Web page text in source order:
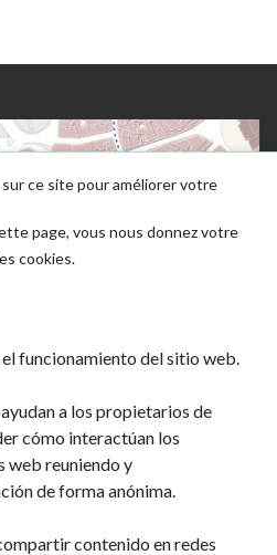
ce site pour améliorer votre
page, vous nous donnez votre
cookies.
funcionamiento del sitio web.
a los propietarios de
cómo interactúan los
web reuniendo y
de forma anónima.
contenido en redes